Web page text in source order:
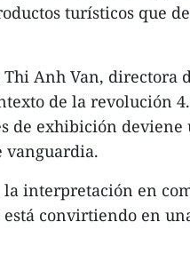
turísticos que
Anh Van, directora
de la revolución
de exhibición deviene
vanguardia.
interpretación en
convirtiendo en